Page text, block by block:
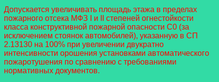
Допускается увеличивать площадь этажа в пределах
пожарного отсека МФЗ I и II степеней огнестойкости
класса конструктивной пожарной опасности С0 (за
исключением стоянок автомобилей), указанную в СП
2.13130 на 100% при увеличении двукратно
интенсивности орошения установками автоматического
пожаротушения по сравнению с требованиями
нормативных документов.